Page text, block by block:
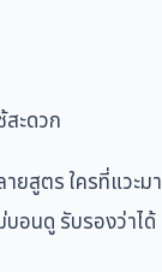
ะดวก
ยสูตร ใครที่แวะมา
อนดู รับรองว่าได้